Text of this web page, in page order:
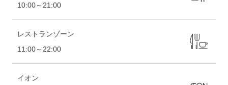
10:00～21:00
レストランゾーン
11:00～22:00
イオン